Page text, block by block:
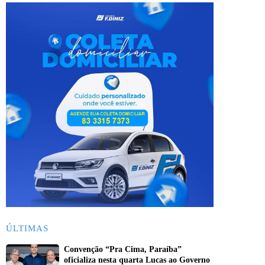
ÚLTIMAS
Convenção “Pra Cima, Paraíba”
oficializa nesta quarta Lucas ao Governo